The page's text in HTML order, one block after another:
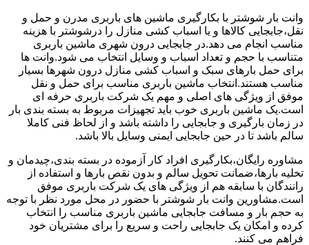
وانت بار شوشتر با بکارگیری ماشین های باربری مدرن و حمل و
نقل،جابجایی کالاها و یا اسباب کشی منازل را درشوشتر با هزینه
مناسب انجام می دهد.در جابجایی درون شهری ماشین باربری
متناسب با حجم و تعداد اسباب و وسایل انتخاب می شود.وانت ها
برای حمل بارهای سبک و اسباب کشی منازل درون شهرها بسیار
مناسب هستند.انتخاب ماشین باربری مناسب برای حمل و نقل
موفق از ویژگی های اصلی و مهم یک شرکت باربری حرفه ای
است.یک ماشین باربری خوب باید تجهیزات مربوط به بسته بندی بار
در زمان بارگیری و جابجایی را داشته باشد و از لحاظ فنی کاملا
سالم باشد تا در حین جابجایی ایمنی وسایل بالا باشد.
مشاوره رایگان،بکارگیری افراد کار آزموده در بسته بندی،چیدمان و
تخلیه بارها،ضمانت تحویل سالم و بدون نقص بارها و استفاده از
رانندگان با سابقه هم از ویژگی های یک شرکت باربری موفق
است.مشاورین وانت بار شوشتر با حضور در محل مورد نظر با توجه
به حجم بار و مسافت جابجایی ماشین باربری مناسب را انتخاب
کرده و امکان یک جابجایی راحت و سریع را برای مشتریان خود
فراهم می کنند.